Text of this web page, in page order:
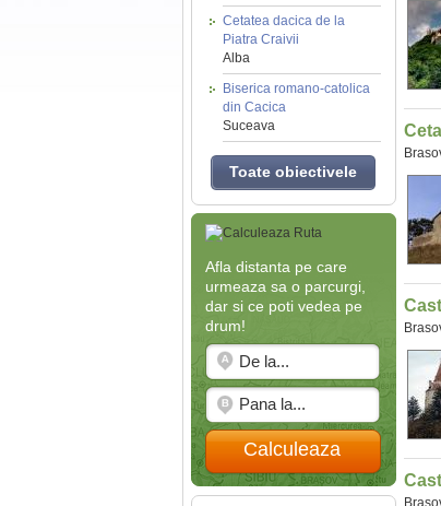
Cetatea dacica de la
Piatra Craivii
Alba
Biserica romano-catolica
din Cacica
Suceava
Toate obiectivele
Afla distanta pe care
urmeaza sa o parcurgi,
dar si ce poti vedea pe
drum!
Calculeaza